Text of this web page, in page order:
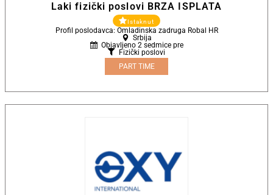
Laki fizički poslovi BRZA ISPLATA
Istaknut
Profil poslodavca: Omladinska zadruga Robal HR
Srbija
Objavljeno 2 sedmice pre
Fizički poslovi
PART TIME